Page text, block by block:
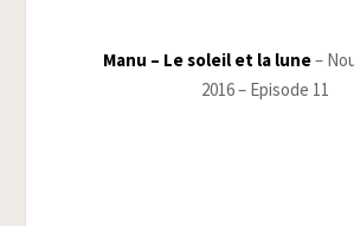
Manu – Le soleil et la lune–
2016 – Epi­sode 11